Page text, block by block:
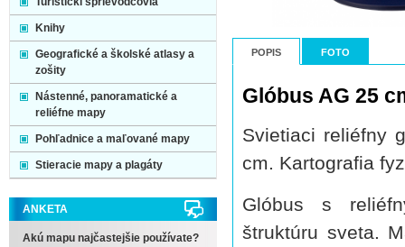
POPIS FOTO
Glóbus AG 25
Svietiaci reliéfny
cm. Kartografia
Glóbus s
štruktúru sveta.
Knihy
Geografické a školské atlasy a
zošity
Nástenné, panoramatické a
reliéfne mapy
Pohľadnice a maľované mapy
Stieracie mapy a plagáty
ANKETA
Akú mapu najčastejšie používate?